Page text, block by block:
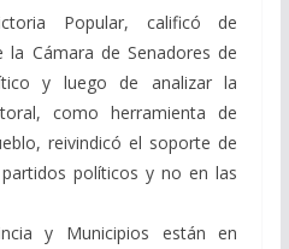
Popular, calificó de
la Cámara de Senadores de
y luego de analizar la
como herramienta de
reivindicó el soporte de
políticos y no en las
y Municipios están en